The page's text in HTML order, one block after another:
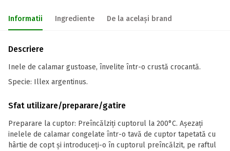
Informatii Ingrediente De la același brand
Descriere
Inele de calamar gustoase, învelite într-o crustă crocantă.
Specie: Illex argentinus.
Sfat utilizare/preparare/gatire
Preparare la cuptor: Preîncălziți cuptorul la 200°C. Așezați
inelele de calamar congelate într-o tavă de cuptor tapetată cu
hârtie de copt și introduceți-o în cuptorul preîncălzit, pe raftul